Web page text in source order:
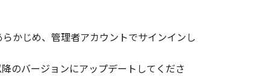
たはキヤノンファインテックニス
かじめ、管理者アカウントでサインインし
のバージョンにアップデートしてくださ